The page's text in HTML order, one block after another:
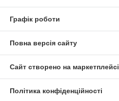
Графік роботи
Повна версія сайту
Сайт створено на маркетплейсі
Політика конфіденційності